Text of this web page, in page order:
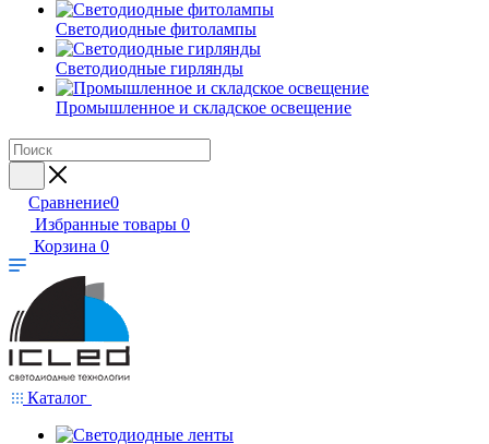
Светодиодные фитолампы
Светодиодные гирлянды
Промышленное и складское освещение
Сравнение0
Избранные товары 0
Корзина 0
Каталог